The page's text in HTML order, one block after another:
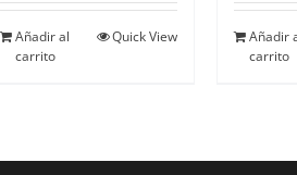
Añadir al
carrito
Quick View
Añadir
carrito